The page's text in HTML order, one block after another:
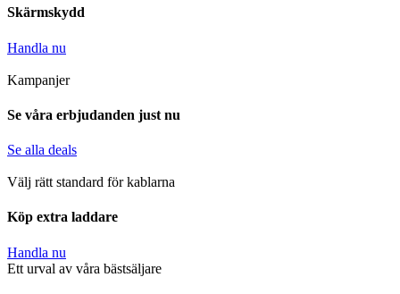
Skärmskydd
Handla nu
Kampanjer
Se våra erbjudanden just nu
Se alla deals
Välj rätt standard för kablarna
Köp extra laddare
Handla nu
Ett urval av våra bästsäljare